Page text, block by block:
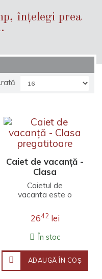
înțelegi prea
Caiet de vacanță -
Clasa
pregatitoare
Caietul de
vacanta este o
integrate care il
provoaca pe elev sa
aplice, in alte
contexte decat cele
deja cunoscute, ceea
ce a invatat in anul
scolar anterior la
2642lei
În stoc
ADAUGĂ ÎN COŞ